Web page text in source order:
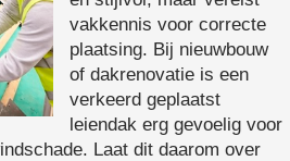
vakkennis voor correcte
plaatsing. Bij nieuwbouw
of dakrenovatie is een
verkeerd geplaatst
leiendak erg gevoelig voor
Laat dit daarom over